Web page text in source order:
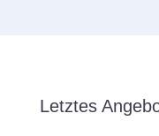
Letztes